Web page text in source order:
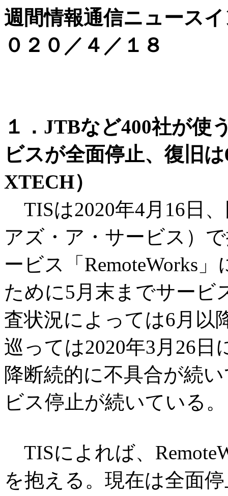
週間情報通信ニュース
０２０／４／１８
１．JTBなど400社が使
ビスが全面停止、復旧
XTECH）
TISは2020年4月16日
アズ・ア・サービス）
ービス「RemoteWorks
ために5月末までサービ
査状況によっては6月以
巡っては2020年3月26
降断続的に不具合が続
ビス停止が続いている。
TISによれば、
を抱える。現在は全面